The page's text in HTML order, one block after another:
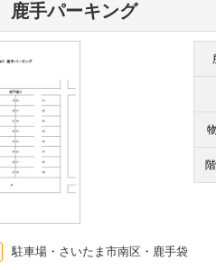
手パーキング
駐車場・さいたま市南区・鹿手袋